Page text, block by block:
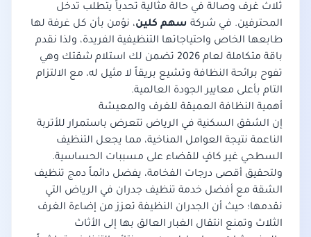
ثلاث غرف وصالة في حالة مثالية تحدياً يتطلب تدخل
المحترفين. في شركة سهم كلين، نؤمن بأن كل غرفة لها
طابعها الخاص واحتياجاتها التنظيفية الفريدة، ولذا نقدم
باقة متكاملة لعام 2026 تضمن لك استلام شقتك وهي
تفوح برائحة النظافة وتشيع بريقاً لا مثيل له، مع الالتزام
التام بأعلى معايير الجودة العالمية.
أهمية النظافة العميقة للغرف والمعيشة
إن الشقق السكنية في الرياض تتعرض باستمرار للأتربة
الناعمة نتيجة العوامل المناخية، مما يجعل التنظيف
السطحي غير كافٍ للقضاء على مسببات الحساسية.
ولتحقيق أقصى درجات الفخامة، يفضل دائماً دمج تنظيف
الشقة مع أفضل خدمة تنظيف جدران في الرياض التي
نقدمها؛ حيث أن الجدران النظيفة تعزز من إضاءة الغرف
الثلاث وتمنع انتقال الغبار العالق بها إلى الأثاث